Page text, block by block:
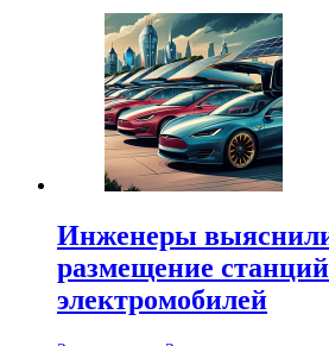
Инженеры
размещение
электромобилей